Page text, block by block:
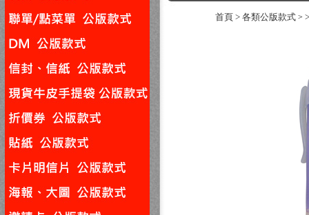
首頁 >各類公版款式 >